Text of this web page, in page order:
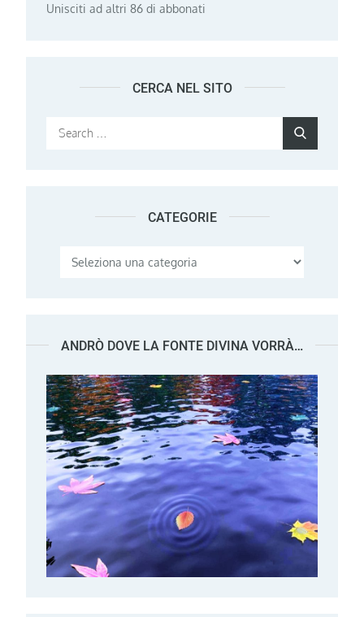
Unisciti ad altri 86 di abbonati
CERCA NEL SITO
Search
CATEGORIE
Categorie
ANDRÒ DOVE LA FONTE DIVINA VORRÀ…